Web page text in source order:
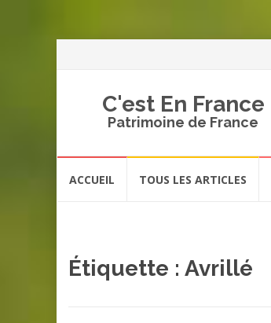
C'est En France
Patrimoine de France
ACCUEIL TOUS LES ARTICLES
Étiquette : Avrillé